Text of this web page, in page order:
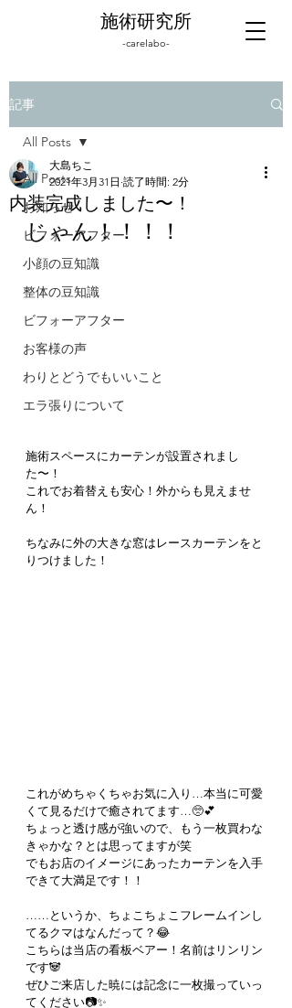
施術研究所
-carelabo-
記事
All Posts
お知らせ
ビフォーアフター
小顔の豆知識
整体の豆知識
ビフォーアフター
お客様の声
わりとどうでもいいこと
エラ張りについて
All Posts
内装完成しました〜！
大島ちこ
2021年3月31日 読了時間: 2分
じゃん！！！！
施術スペースにカーテンが設置されまし
た〜！
これでお着替えも安心！外からも見えませ
ん！
ちなみに外の大きな窓はレースカーテンをと
りつけました！
これがめちゃくちゃお気に入り…本当に可愛
くて見るだけで癒されてます…🥺💕
ちょっと透け感が強いので、もう一枚買わな
きゃかな？とは思ってますが笑
でもお店のイメージにあったカーテンを入手
できて大満足です！！
……というか、ちょこちょこフレームインし
てるクマはなんだって？😂
こちらは当店の看板ベアー！名前はリンリン
です🐼
ぜひご来店した暁には記念に一枚撮っていっ
てください📷✨